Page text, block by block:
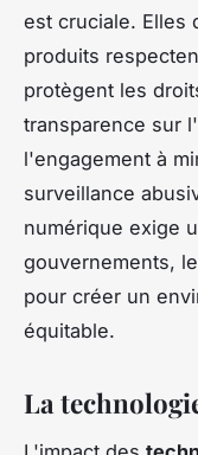
est cruciale. Elles
produits
protègent les
transparence sur
l'engagement à
surveillance
numérique exige
gouvernements,
pour créer un
équitable.
La